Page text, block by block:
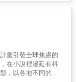
象徵。炸雞塊承載
著無法彌補的思
子對自由與幸福的
的人生，也可以幸
實的重量。然而，
份得來不易的溫暖
來既感動又惆悵的
歸屬感的靈魂。──
給我……──〈灰色的
礙而煩惱。在某次
從小到大的好友陽
成長與細膩情感的
這樣的經驗與痛
創作歌手、神祕歌
．勒威瓦翁沙、香
南阮玉四、臺灣連
絕緣」兩字，分別
隔絕、孤立……等
〉、郝景芳〈積極
〉砌起未來城市的
際接觸；亞非言
無法顛覆；威瓦．
畫引發全球焦慮的
在小說裡漫延有科
，以各地不同的文